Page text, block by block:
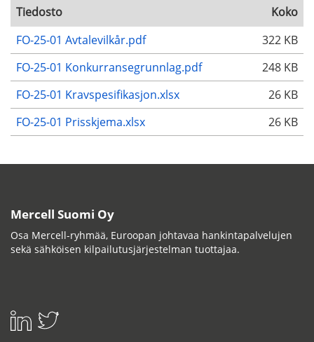
Tiedosto
Koko
FO-25-01 Avtalevilkår.pdf
322 KB
FO-25-01 Konkurransegrunnlag.pdf
248 KB
FO-25-01 Kravspesifikasjon.xlsx
26 KB
FO-25-01 Prisskjema.xlsx
26 KB
Mercell Suomi Oy
Osa Mercell-ryhmää, Euroopan johtavaa hankintapalvelujen
sekä sähköisen kilpailutusjärjestelman tuottajaa.